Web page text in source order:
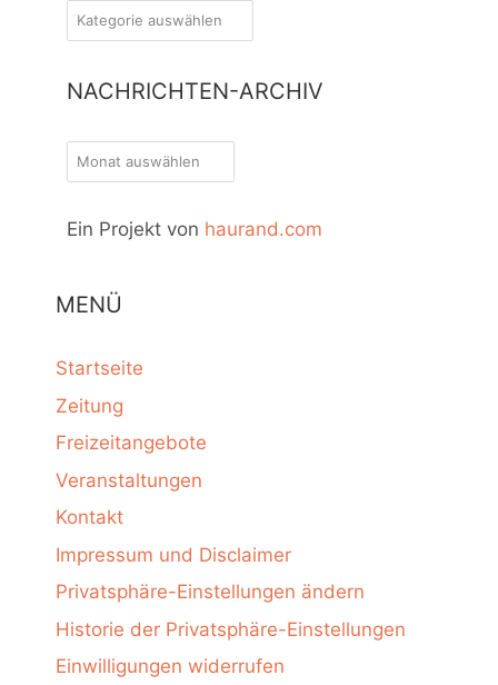
Kategorien
NACHRICHTEN-ARCHIV
NACHRICHTEN-
ARCHIV
Ein Projekt von haurand.com
MENÜ
Startseite
Zeitung
Freizeitangebote
Veranstaltungen
Kontakt
Impressum und Disclaimer
Privatsphäre-Einstellungen ändern
Historie der Privatsphäre-Einstellungen
Einwilligungen widerrufen